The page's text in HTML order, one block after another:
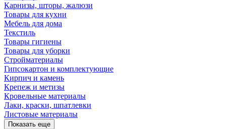
Карнизы, шторы, жалюзи
Товары для кухни
Мебель для дома
Текстиль
Товары гигиены
Товары для уборки
Стройматериалы
Гипсокартон и комплектующие
Кирпич и камень
Крепеж и метизы
Кровельные материалы
Лаки, краски, шпатлевки
Листовые материалы
Показать еще